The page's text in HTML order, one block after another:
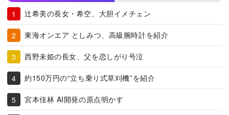
辻希美の長女・希空、大胆イメチェン
東海オンエア としみつ、高級腕時計を紹介
西野未姫の長女、父を恋しがり号泣
約150万円の“立ち乗り式草刈機”を紹介
宮本佳林 AI開発の原点明かす